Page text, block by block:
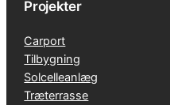
Projekter
Carport
Tilbygning
Solcelleanlæg
Træterrasse